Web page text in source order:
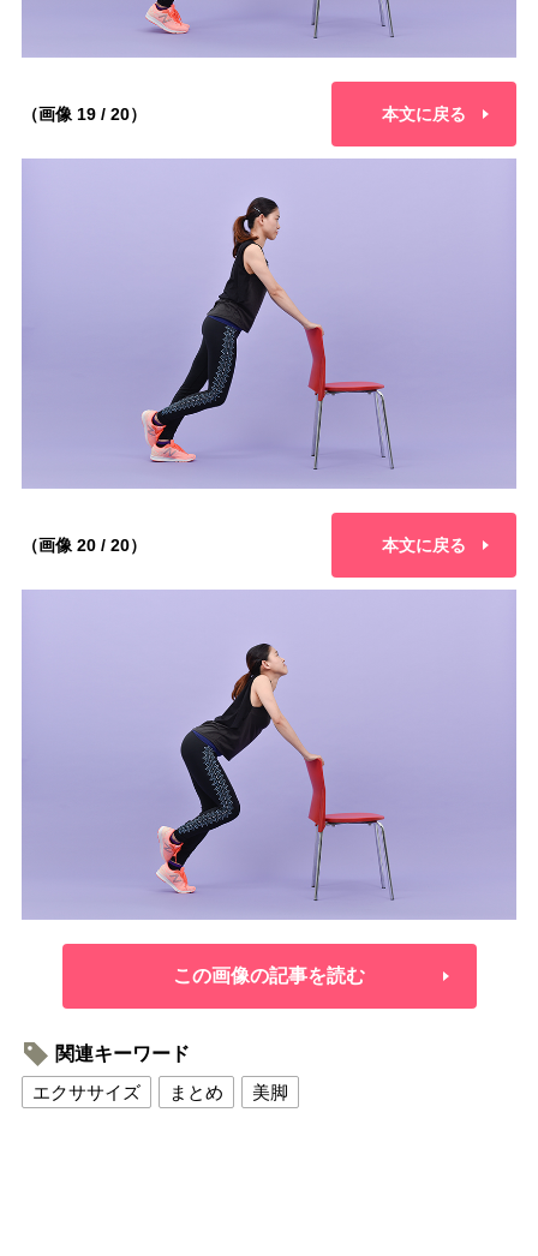
（画像 19 / 20） 本文に戻る
（画像 20 / 20） 本文に戻る
この画像の記事を読む
関連キーワード
エクササイズ
まとめ 美脚